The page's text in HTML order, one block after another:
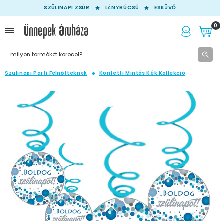
SZÜLINAPI ZSÚR LÁNYBÚCSÚ ESKÜVŐ
0
Szülinapi Parti Felnőtteknek Konfetti Mintás Kék Kollekció